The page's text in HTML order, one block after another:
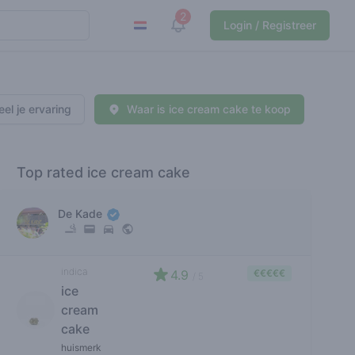
2
View notifications
Login / Registreer
je ervaring Waar is ice cream cake te koop
Top rated ice cream cake
De Kade
indica
ice
cream
cake
huismerk
4.9 €€€€€